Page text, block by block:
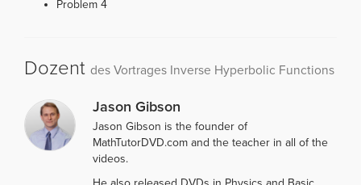
Problem 4
Dozent des Vortrages Inverse Hyperbolic Functions
Jason Gibson
Jason Gibson is the founder of
MathTutorDVD.com and the teacher in all of the
videos.